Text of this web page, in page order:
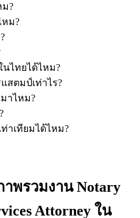
ม?
ม?
นไทยได้ไหม?
สตมป์เท่าไร?
าไหม?
าเทียมได้ไหม?
พรวมงาน Notary
Attorney ใน